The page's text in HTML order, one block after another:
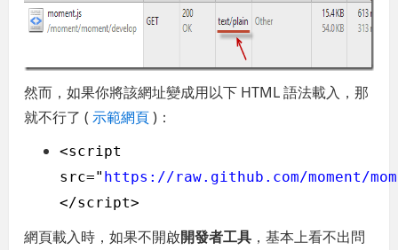
然而，如果你將該網址變成用以下 HTML 語法載入，那
就不行了 (示範網頁)：
<script
src=" https://raw.github.com/moment/
</script>
網頁載入時，如果不開啟開發者工具 ，基本上看不出問